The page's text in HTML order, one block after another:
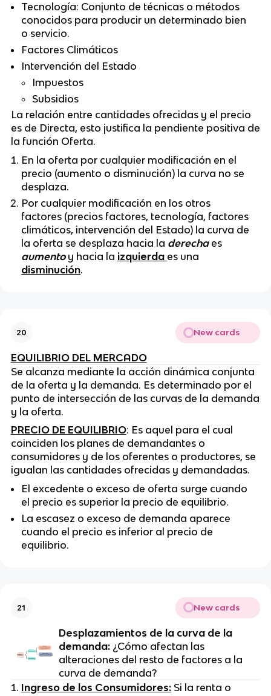
Tecnología: Conjunto de técnicas o métodos
conocidos para producir un determinado bien
o servicio.
Factores Climáticos
Intervención del Estado
Impuestos
Subsidios
La relación entre cantidades ofrecidas y el precio
es de Directa, esto justifica la pendiente positiva de
la función Oferta.
En la oferta por cualquier modificación en el
precio (aumento o disminución) la curva no se
desplaza.
Por cualquier modificación en los otros
factores (precios factores, tecnología, factores
climáticos, intervención del Estado) la curva de
la oferta se desplaza hacia la derecha es
aumento y hacia la izquierda es una
disminución.
20 New cards
EQUILIBRIO DEL MERCADO
Se alcanza mediante la acción dinámica conjunta
de la oferta y la demanda. Es determinado por el
punto de intersección de las curvas de la demanda
y la oferta.
PRECIO DE EQUILIBRIO: Es aquel para el cual
coinciden los planes de demandantes o
consumidores y de los oferentes o productores, se
igualan las cantidades ofrecidas y demandadas.
El excedente o exceso de oferta surge cuando
el precio es superior la precio de equilibrio.
La escasez o exceso de demanda aparece
cuando el precio es inferior al precio de
equilibrio.
21 New cards
Desplazamientos de la curva de la
demanda:¿Cómo afectan las
alteraciones del resto de factores a la
curva de demanda?
Ingreso de los Consumidores: Si la renta o